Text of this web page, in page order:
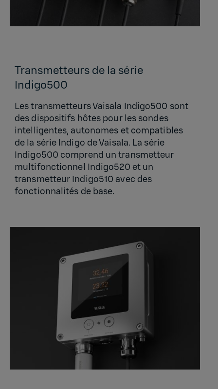
Transmetteurs de la série
Indigo500
Les transmetteurs Vaisala Indigo500 sont
des dispositifs hôtes pour les sondes
intelligentes, autonomes et compatibles
de la série Indigo de Vaisala. La série
Indigo500 comprend un transmetteur
multifonctionnel Indigo520 et un
transmetteur Indigo510 avec des
fonctionnalités de base.